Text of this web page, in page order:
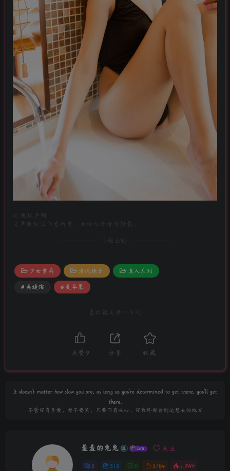
版权声明
文章版权归作者所有，未经允许请勿转载。
少女萝莉 清纯妹子 真人系列
# 美媛馆 # 麦苹果
喜欢就支持一下吧
点赞 9 分享 收藏
It doesn't matter how slow you are, as long as you're determined to get there, you'll get
there.
不管你有多慢，都不要紧，只要你有决心，你最终都会到达想去的地方
羞羞的兔兔 关注
3 313 0 3184 1.9W+